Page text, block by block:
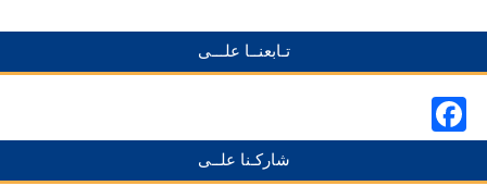
تـابعنــا علـــى
شاركـنا علــى